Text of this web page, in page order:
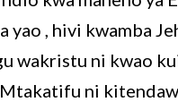
yao , hivi kwamba
wakristu ni kwao
ni